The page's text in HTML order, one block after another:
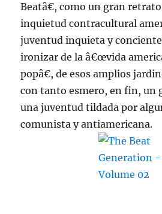
Beatâ€, como un gran
inquietud contracultural
juventud inquieta y
ironizar de la â€œvida
popâ€, de esos amplios
con tanto esmero, en fin, un
una juventud tildada por
comunista y antiamericana.